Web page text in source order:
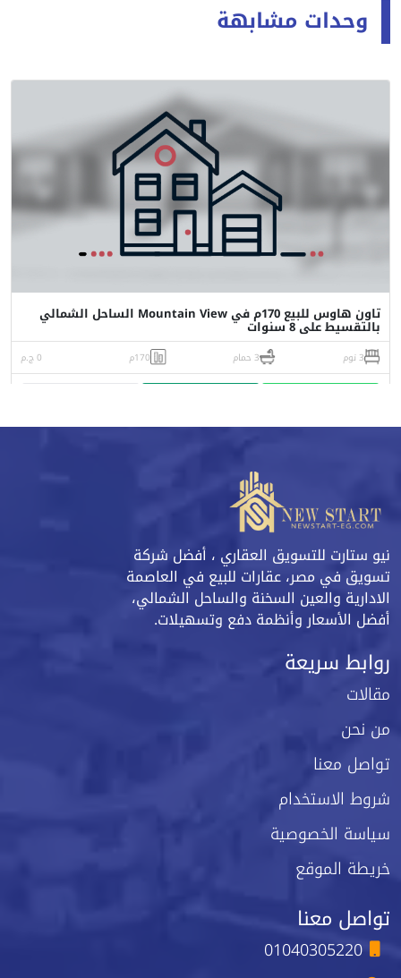
وحدات مشابهة
تاون هاوس للبيع 170م في Mountain View الساحل الشمالي
بالتقسيط على 8 سنوات
3 نوم 3 حمام 170م 0 ج.م
نيو ستارت للتسويق العقاري ، أفضل شركة
تسويق في مصر، عقارات للبيع في العاصمة
الادارية والعين السخنة والساحل الشمالي،
أفضل الأسعار وأنظمة دفع وتسهيلات.
روابط سريعة
مقالات
من نحن
تواصل معنا
شروط الاستخدام
سياسة الخصوصية
خريطة الموقع
تواصل معنا
01040305220